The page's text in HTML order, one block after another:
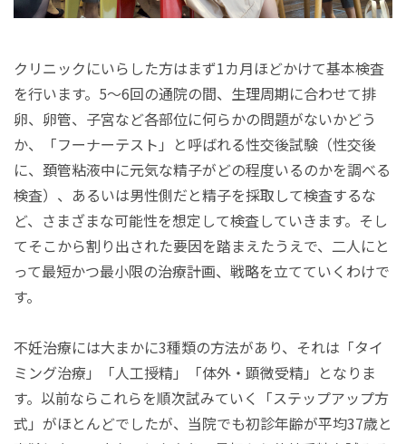
クリニックにいらした方はまず1カ月ほどかけて基本検査
を行います。5～6回の通院の間、生理周期に合わせて排
卵、卵管、子宮など各部位に何らかの問題がないかどう
か、「フーナーテスト」と呼ばれる性交後試験（性交後
に、頚管粘液中に元気な精子がどの程度いるのかを調べる
検査）、あるいは男性側だと精子を採取して検査するな
ど、さまざまな可能性を想定して検査していきます。そし
てそこから割り出された要因を踏まえたうえで、二人にと
って最短かつ最小限の治療計画、戦略を立てていくわけで
す。
不妊治療には大まかに3種類の方法があり、それは「タイ
ミング治療」「人工授精」「体外・顕微受精」となりま
す。以前ならこれらを順次試みていく「ステップアップ方
式」がほとんどでしたが、当院でも初診年齢が平均37歳と